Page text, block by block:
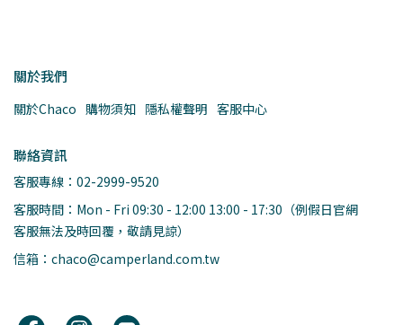
關於我們
關於Chaco 購物須知 隱私權聲明 客服中心
聯絡資訊
客服專線：02-2999-9520
客服時間：Mon - Fri 09:30 - 12:00 13:00 - 17:30（例假日官網
客服無法及時回覆，敬請見諒）
信箱：chaco@camperland.com.tw